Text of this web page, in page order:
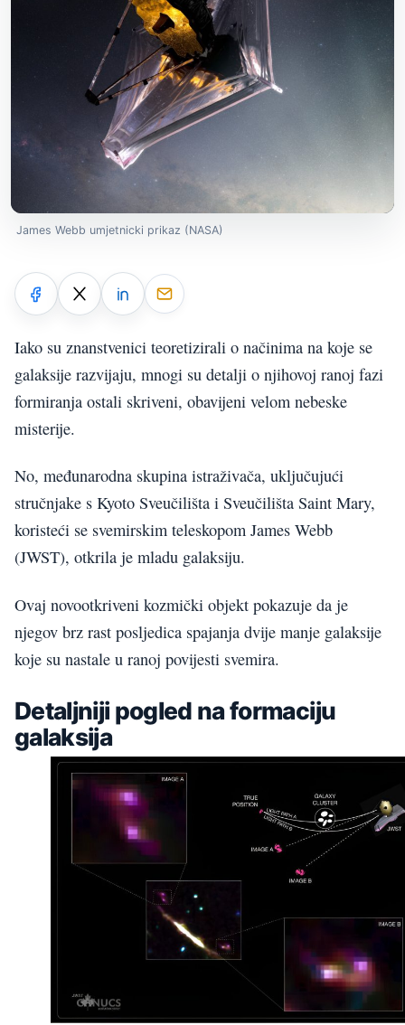
James Webb umjetnicki prikaz (NASA)
Iako su znanstvenici teoretizirali o načinima na koje se
galaksije razvijaju, mnogi su detalji o njihovoj ranoj fazi
formiranja ostali skriveni, obavijeni velom nebeske
misterije.
No, međunarodna skupina istraživača, uključujući
stručnjake s Kyoto Sveučilišta i Sveučilišta Saint Mary,
koristeći se svemirskim teleskopom James Webb
(JWST), otkrila je mladu galaksiju.
Ovaj novootkriveni kozmički objekt pokazuje da je
njegov brz rast posljedica spajanja dvije manje galaksije
koje su nastale u ranoj povijesti svemira.
Detaljniji pogled na formaciju
galaksija